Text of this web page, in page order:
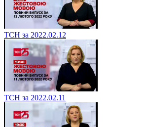
ТСН за 2022.02.12
ТСН за 2022.02.11